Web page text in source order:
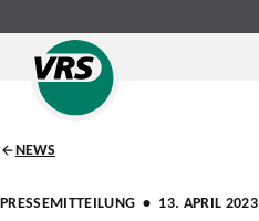
NEWS
PRESSEMITTEILUNG • 13. APRIL 2023